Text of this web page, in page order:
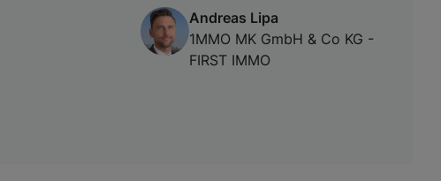
Andreas Lipa
1MMO MK GmbH & Co KG -
FIRST IMMO